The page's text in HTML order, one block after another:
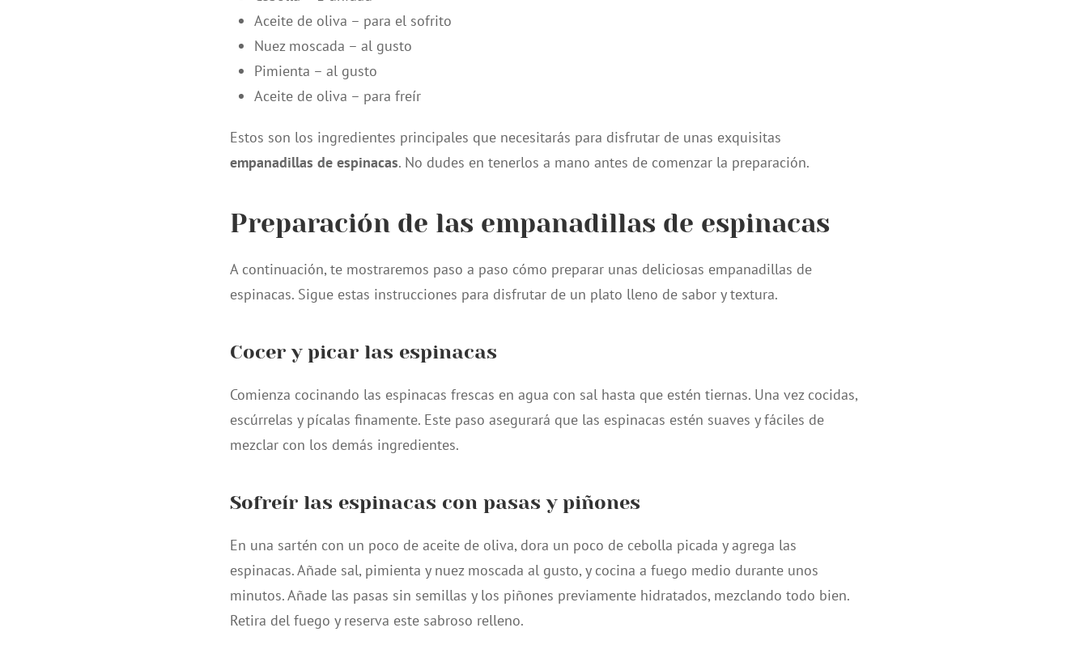
Aceite de oliva – para el sofrito
Nuez moscada – al gusto
Pimienta – al gusto
Aceite de oliva – para freír
Estos son los ingredientes principales que necesitarás para disfrutar de unas exquisitas
empanadillas de espinacas. No dudes en tenerlos a mano antes de comenzar la preparación.
Preparación de las empanadillas de espinacas
A continuación, te mostraremos paso a paso cómo preparar unas deliciosas empanadillas de
espinacas. Sigue estas instrucciones para disfrutar de un plato lleno de sabor y textura.
Cocer y picar las espinacas
Comienza cocinando las espinacas frescas en agua con sal hasta que estén tiernas. Una vez cocidas,
escúrrelas y pícalas finamente. Este paso asegurará que las espinacas estén suaves y fáciles de
mezclar con los demás ingredientes.
Sofreír las espinacas con pasas y piñones
En una sartén con un poco de aceite de oliva, dora un poco de cebolla picada y agrega las
espinacas. Añade sal, pimienta y nuez moscada al gusto, y cocina a fuego medio durante unos
minutos. Añade las pasas sin semillas y los piñones previamente hidratados, mezclando todo bien.
Retira del fuego y reserva este sabroso relleno.